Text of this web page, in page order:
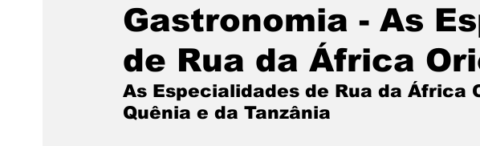
Gastronomia - As
de Rua da África
As Especialidades de Rua da África
Quênia e da Tanzânia